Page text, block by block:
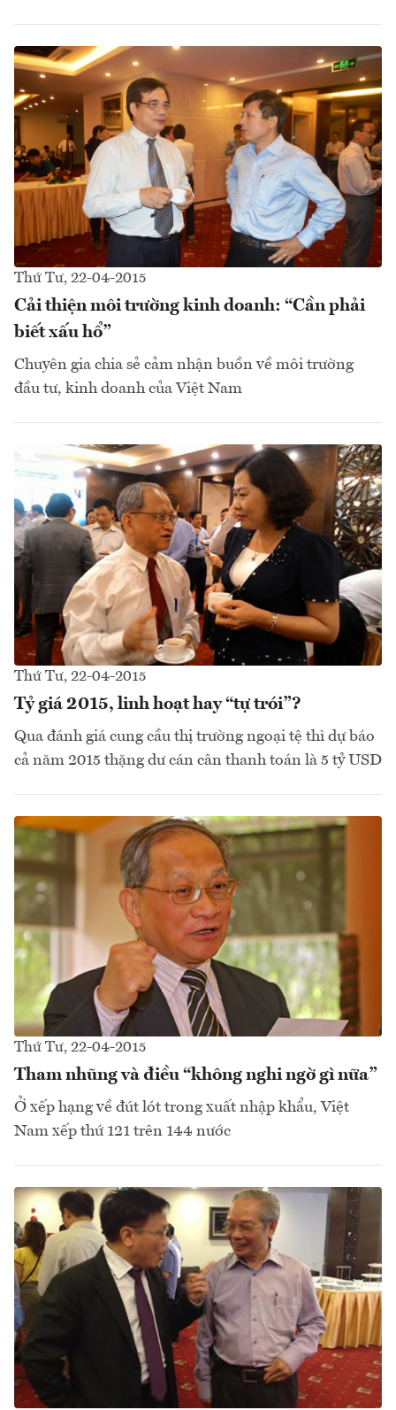
Thứ Tư, 22-04-2015
Cải thiện môi trường kinh doanh: “Cần phải
biết xấu hổ”
Chuyên gia chia sẻ cảm nhận buồn về môi trường
đầu tư, kinh doanh của Việt Nam
Thứ Tư, 22-04-2015
Tỷ giá 2015, linh hoạt hay “tự trói”?
Qua đánh giá cung cầu thị trường ngoại tệ thì dự báo
cả năm 2015 thặng dư cán cân thanh toán là 5 tỷ USD
Thứ Tư, 22-04-2015
Tham nhũng và điều “không nghi ngờ gì nữa”
Ở xếp hạng về đút lót trong xuất nhập khẩu, Việt
Nam xếp thứ 121 trên 144 nước